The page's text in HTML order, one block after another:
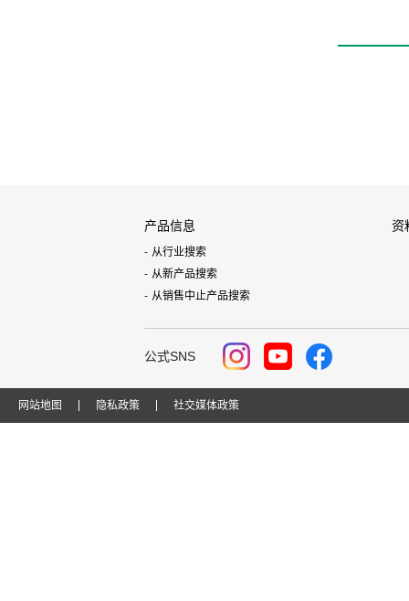
产品信息
从行业搜索
从新产品搜索
从销售中止产品搜索
资
公式SNS
网站地图 隐私政策 社交媒体政策